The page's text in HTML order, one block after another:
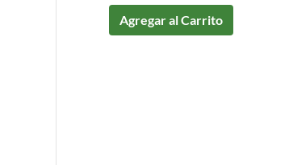
Agregar al Carrito